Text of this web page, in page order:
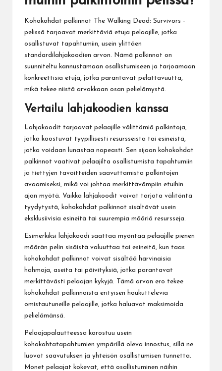
Kohokohdat palkinnot The Walking Dead: Survivors -
pelissä tarjoavat merkittäviä etuja pelaajille, jotka
osallistuvat tapahtumiin, usein ylittäen
standardilahjakoodien arvon. Nämä palkinnot on
suunniteltu kannustamaan osallistumiseen ja tarjoamaan
konkreettisia etuja, jotka parantavat pelattavuutta,
mikä tekee niistä arvokkaan osan pelielämystä.
Vertailu lahjakoodien kanssa
Lahjakoodit tarjoavat pelaajille välittömiä palkintoja,
jotka koostuvat tyypillisesti resursseista tai esineistä,
jotka voidaan lunastaa nopeasti. Sen sijaan kohokohdat
palkinnot vaativat pelaajilta osallistumista tapahtumiin
ja tiettyjen tavoitteiden saavuttamista palkintojen
avaamiseksi, mikä voi johtaa merkittävämpiin etuihin
ajan myötä. Vaikka lahjakoodit voivat tarjota välitöntä
tyydytystä, kohokohdat palkinnot sisältävät usein
eksklusiivisia esineitä tai suurempia määriä resursseja.
Esimerkiksi lahjakoodi saattaa myöntää pelaajille pienen
määrän pelin sisäistä valuuttaa tai esineitä, kun taas
kohokohdat palkinnot voivat sisältää harvinaisia
hahmoja, aseita tai päivityksiä, jotka parantavat
merkittävästi pelaajan kykyjä. Tämä arvon ero tekee
kohokohdat palkinnoista erityisen houkuttelevia
omistautuneille pelaajille, jotka haluavat maksimoida
pelielämänsä.
Pelaajapalautteessa korostuu usein
kohokohtatapahtumien ympärillä oleva innostus, sillä ne
luovat saavutuksen ja yhteisön osallistumisen tunnetta.
Monet pelaajat kokevat, että osallistuminen näihin